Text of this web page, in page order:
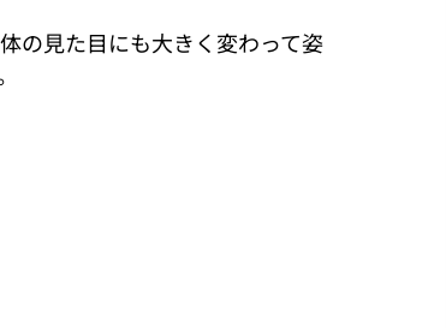
の見た目にも大きく変わって姿